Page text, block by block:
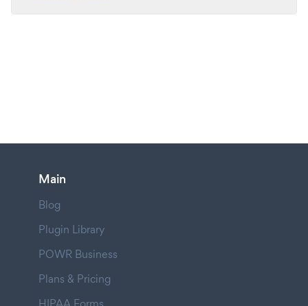
Main
Blog
Plugin Library
POWR Business
Plans & Pricing